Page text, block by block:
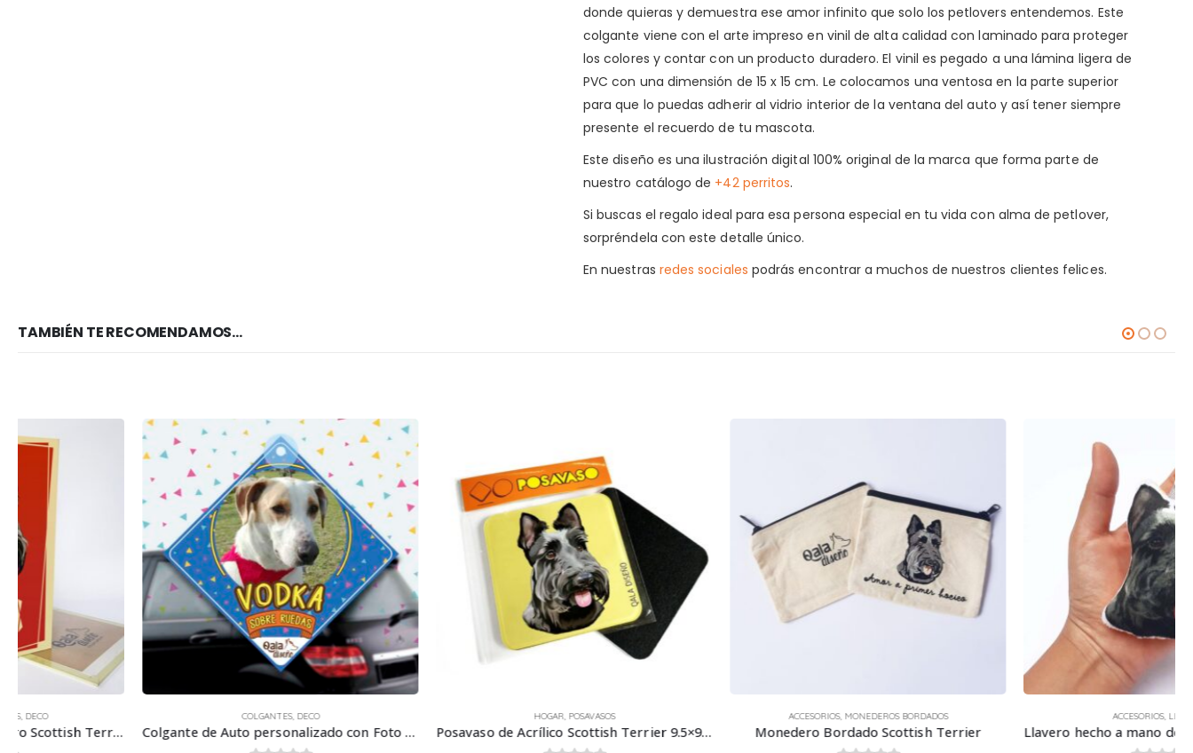
donde quieras y demuestra ese amor infinito que solo los petlovers entendemos. Este
colgante viene con el arte impreso en vinil de alta calidad con laminado para proteger
los colores y contar con un producto duradero. El vinil es pegado a una lámina ligera de
PVC con una dimensión de 15 x 15 cm. Le colocamos una ventosa en la parte superior
para que lo puedas adherir al vidrio interior de la ventana del auto y así tener siempre
presente el recuerdo de tu mascota.
Este diseño es una ilustración digital 100% original de la marca que forma parte de
nuestro catálogo de +42 perritos.
Si buscas el regalo ideal para esa persona especial en tu vida con alma de petlover,
sorpréndela con este detalle único.
En nuestras redes sociales podrás encontrar a muchos de nuestros clientes felices.
TAMBIÉN TE RECOMENDAMOS…
Colgante de Auto personalizado con Foto 15×15 cm. Posavaso de Acrílico Scottish Terrier 9.5×9.5 cms
MONEDEROS BORDADOS
Monedero Bordado Scottish Terrier Llavero hecho a mano de Perro Scottish Terrier